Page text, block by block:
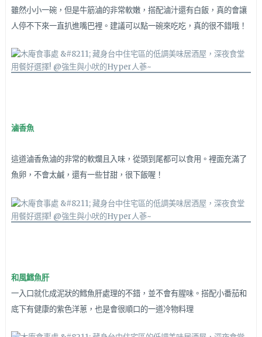
雖然小小一碗，但是牛筋滷的非常軟嫩，搭配滷汁還有白飯，真的會讓
人停不下來一直扒進嘴巴裡。建議可以點一碗來吃吃，真的很不錯哦！
滷香魚
這道滷香魚滷的非常的軟爛且入味，從頭到尾都可以食用。裡面充滿了
魚卵，不會太鹹，還有一些甘甜，很下飯喔！
和風鱈魚肝
一入口就化成泥狀的鱈魚肝處理的不錯，並不會有腥味。搭配小番茄和
底下有健康的紫色洋蔥，也是會很順口的一道冷物料理